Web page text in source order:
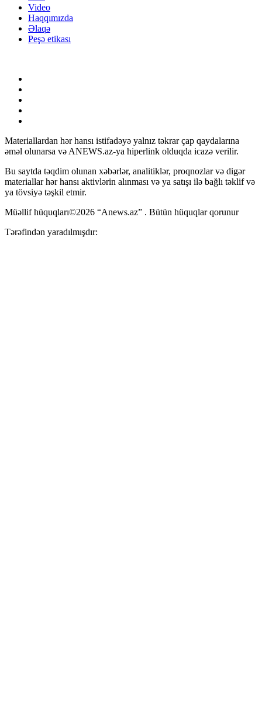
Video
Haqqımızda
Əlaqə
Peşə etikası
Materiallardan hər hansı istifadəyə yalnız təkrar çap qaydalarına
əməl olunarsa və ANEWS.az-ya hiperlink olduqda icazə verilir.
Bu saytda təqdim olunan xəbərlər, analitiklər, proqnozlar və digər
materiallar hər hansı aktivlərin alınması və ya satışı ilə bağlı təklif və
ya tövsiyə təşkil etmir.
Müəllif hüquqları©2026 “Anews.az” . Bütün hüquqlar qorunur
Tərəfindən yaradılmışdır: